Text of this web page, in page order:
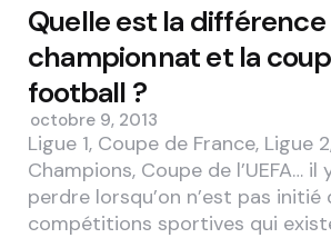
Quelle est la
championnat et la
football ?
octobre 9, 2013
Ligue 1, Coupe de France, Ligue
Champions, Coupe de l’UEFA…
perdre lorsqu’on n’est pas initié
compétitions sportives qui